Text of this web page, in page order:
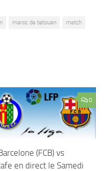
maroc de tetouan
match
0
(FCB) vs
en direct le Samedi